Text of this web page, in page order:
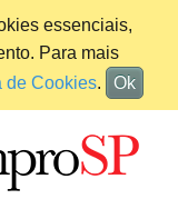
essenciais,
Para mais
de Cookies. Ok